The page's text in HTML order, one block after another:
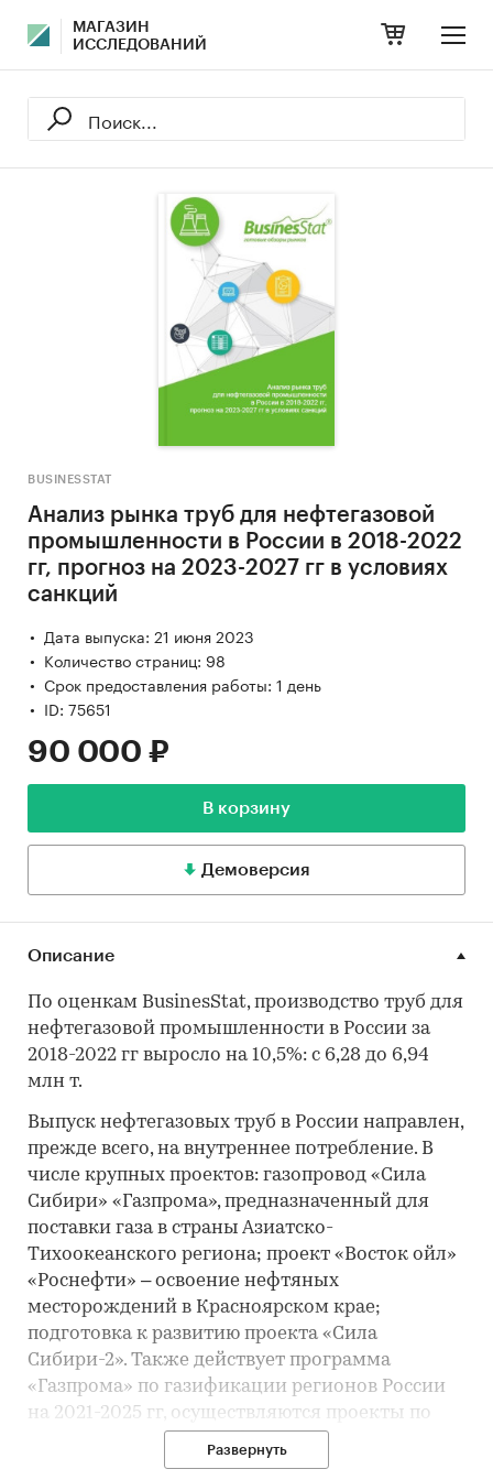
МАГАЗИН
ИССЛЕДОВАНИЙ
BUSINESSTAT
Анализ рынка труб для нефтегазовой
промышленности в России в 2018-2022
гг, прогноз на 2023-2027 гг в условиях
санкций
Дата выпуска: 21 июня 2023
Количество страниц: 98
Срок предоставления работы: 1 день
ID: 75651
90 000 ₽
В корзину
Демоверсия
Описание
По оценкам BusinesStat, производство труб для
нефтегазовой промышленности в России за
2018-2022 гг выросло на 10,5%: с 6,28 до 6,94
млн т.
Выпуск нефтегазовых труб в России направлен,
прежде всего, на внутреннее потребление. В
числе крупных проектов: газопровод «Сила
Сибири» «Газпрома», предназначенный для
поставки газа в страны Азиатско-
Тихоокеанского региона; проект «Восток ойл»
«Роснефти» – освоение нефтяных
месторождений в Красноярском крае;
подготовка к развитию проекта «Сила
Сибири-2». Также действует программа
«Газпрома» по газификации регионов России
на 2021-2025 гг, осуществляются проекты по
нефтегазопроводов для улучшения их
Развернуть